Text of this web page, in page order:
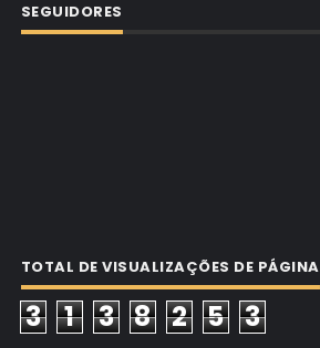
SEGUIDORES
TOTAL DE VISUALIZAÇÕES DE PÁGINA
3 1 3 8 2 5 3